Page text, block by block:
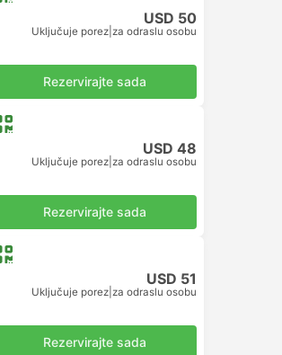
USD 50
Uključuje porez za odraslu osobu
Rezervirajte sada
USD 48
Uključuje porez za odraslu osobu
Rezervirajte sada
USD 51
Uključuje porez za odraslu osobu
Rezervirajte sada